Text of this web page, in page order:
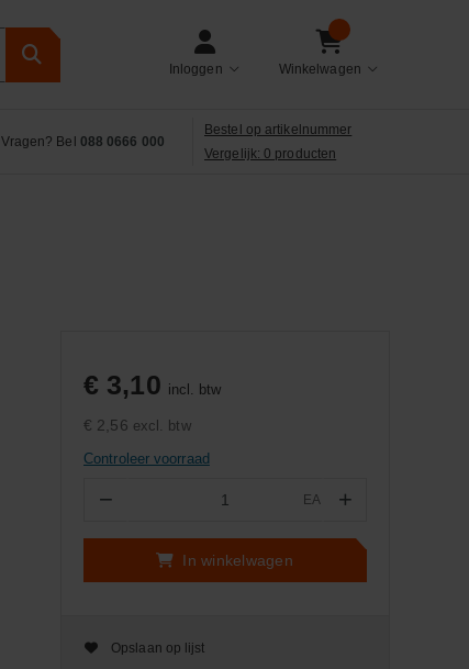
Inloggen Winkelwagen
Vragen? Bel 088 0666 000
Bestel op artikelnummer
Vergelijk: 0 producten
€ 3,10 incl. btw
€ 2,56 excl. btw
Controleer voorraad
− EA +
In winkelwagen
Opslaan op lijst